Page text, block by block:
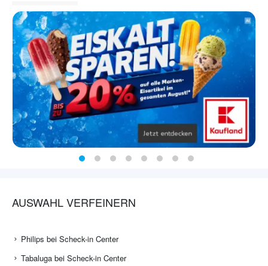
AUSWAHL VERFEINERN
Philips bei Scheck-in Center
Tabaluga bei Scheck-in Center